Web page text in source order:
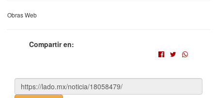
Obras Web
Compartir en: